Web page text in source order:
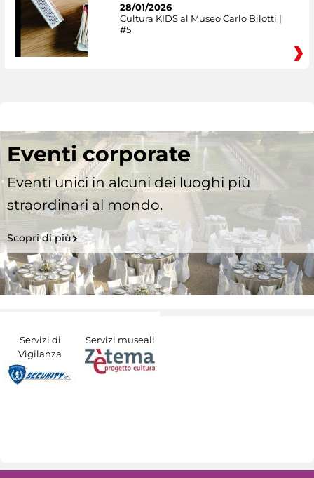
28/01/2026
Cultura KIDS al Museo Carlo Bilotti |
#5
Eventi corporate
Eventi unici in alcuni dei luoghi più
straordinari al mondo.
Scopri di più
Servizi di
Vigilanza
Servizi museali